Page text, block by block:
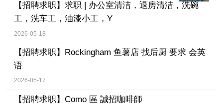
【招聘求职】 求职 | 办公室清洁，退房清洁，洗碗
工，洗车工，油漆小工，Y
2026-05-18
【招聘求职】 Rockingham 鱼薯店 找后厨 要求 会英
语
2026-05-17
【招聘求职】 Como 區 誠招咖啡師